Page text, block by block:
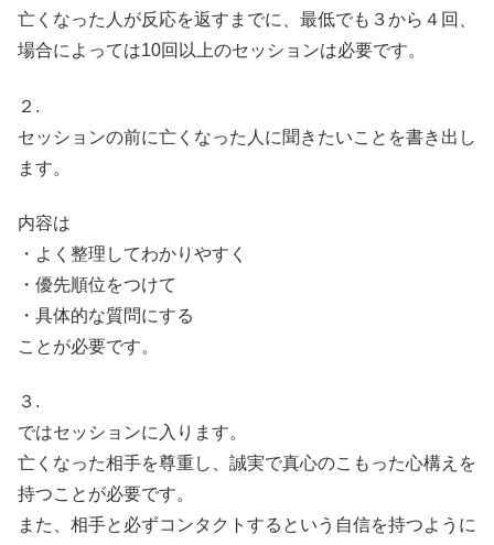
亡くなった人が反応を返すまでに、最低でも３から４回、
場合によっては10回以上のセッションは必要です。
２.
セッションの前に亡くなった人に聞きたいことを書き出し
ます。
内容は
・よく整理してわかりやすく
・優先順位をつけて
・具体的な質問にする
ことが必要です。
３.
ではセッションに入ります。
亡くなった相手を尊重し、誠実で真心のこもった心構えを
持つことが必要です。
また、相手と必ずコンタクトするという自信を持つように